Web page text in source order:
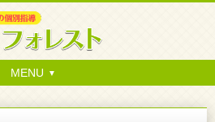
MENU